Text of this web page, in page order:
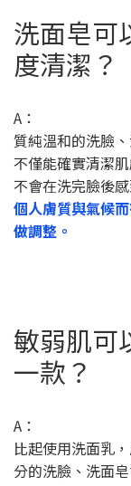
洗面皂可
度清潔？
A：
質純溫和的洗臉
不僅能確實清潔
不會在洗完臉後
個人膚質與氣候
做調整。
敏弱肌可
一款？
A：
比起使用洗面乳
分的洗臉、洗面